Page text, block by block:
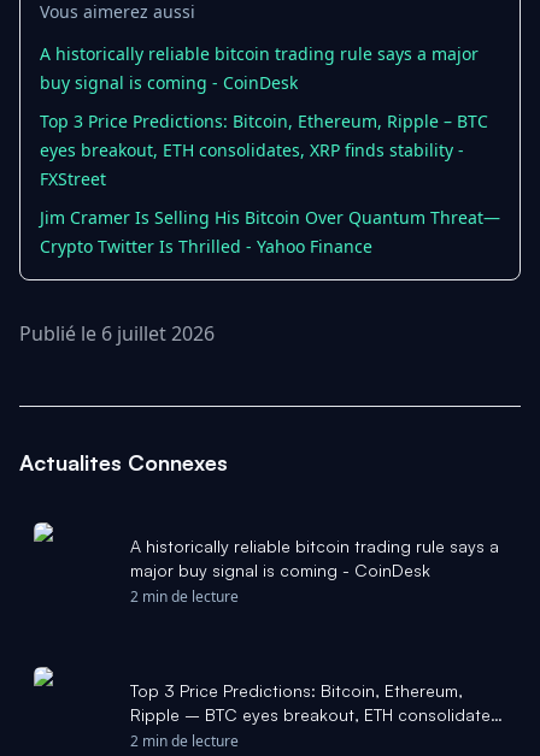
Plateformes
& Sécurité
Portefeuilles
NFTs &
Avancé
Vous aimerez aussi
A historically reliable bitcoin trading rule says a major
buy signal is coming - CoinDesk
Top 3 Price Predictions: Bitcoin, Ethereum, Ripple – BTC
eyes breakout, ETH consolidates, XRP finds stability -
FXStreet
Jim Cramer Is Selling His Bitcoin Over Quantum Threat—
Crypto Twitter Is Thrilled - Yahoo Finance
Publié le 6 juillet 2026
Actualites Connexes
A historically reliable bitcoin trading rule says a
major buy signal is coming - CoinDesk
2 min de lecture
Top 3 Price Predictions: Bitcoin, Ethereum,
Ripple – BTC eyes breakout, ETH consolidates,
XRP finds stability - FXStreet
2 min de lecture